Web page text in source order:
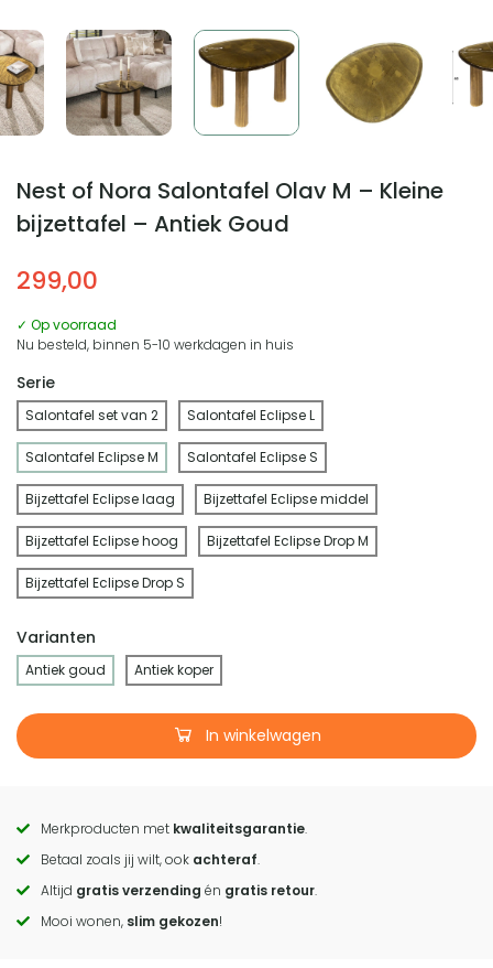
Nest of Nora Salontafel Olav M – Kleine
bijzettafel – Antiek Goud
299,00
✓ Op voorraad
Nu besteld, binnen 5-10 werkdagen in huis
Serie
Salontafel set van 2 Salontafel Eclipse L
Salontafel Eclipse M Salontafel Eclipse S
Bijzettafel Eclipse laag Bijzettafel Eclipse middel
Bijzettafel Eclipse hoog Bijzettafel Eclipse Drop M
Bijzettafel Eclipse Drop S
Varianten
Antiek goud Antiek koper
In winkelwagen
Call
to
actions
Merkproducten met kwaliteitsgarantie.
Betaal zoals jij wilt, ook achteraf.
Altijd gratis verzending én gratis retour.
Mooi wonen, slim gekozen!